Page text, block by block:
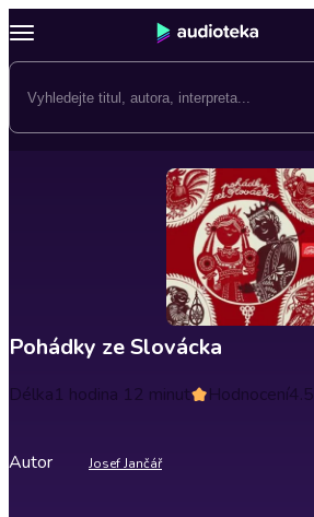
Pohádky ze Slovácka
Délka1 hodina 12 minut Hodnocení4.5
Autor Josef Jančář